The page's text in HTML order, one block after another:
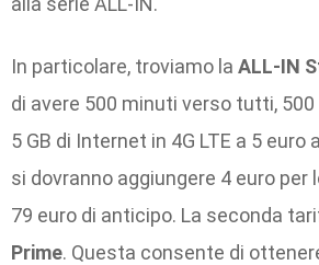
In particolare, troviamo la ALL-IN
di avere 500 minuti verso tutti,
5 GB di Internet in 4G LTE a 5 euro
si dovranno aggiungere 4 euro per
79 euro di anticipo. La seconda
Prime. Questa consente di